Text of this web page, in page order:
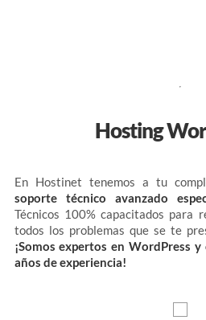
Hosting
En Hostinet tenemos a tu
soporte técnico avanzado
Técnicos 100% capacitados para
todos los problemas que se te
¡Somos expertos en WordPress
años de experiencia!